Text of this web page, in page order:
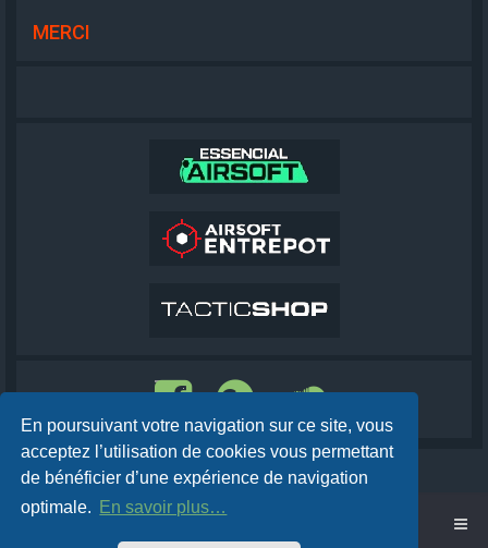
En poursuivant votre navigation sur ce site, vous
acceptez l’utilisation de cookies vous permettant
de bénéficier d’une expérience de navigation
optimale.
En savoir plus…
MERCI